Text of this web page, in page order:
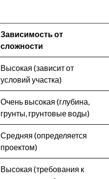
Зависимость от
сложности
Высокая (зависит от
условий участка)
Очень высокая (глубина,
грунты, грунтовые воды)
Средняя (определяется
проектом)
Высокая (требования к